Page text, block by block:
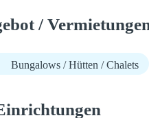
/
Bungalows / Hütten / Chalets